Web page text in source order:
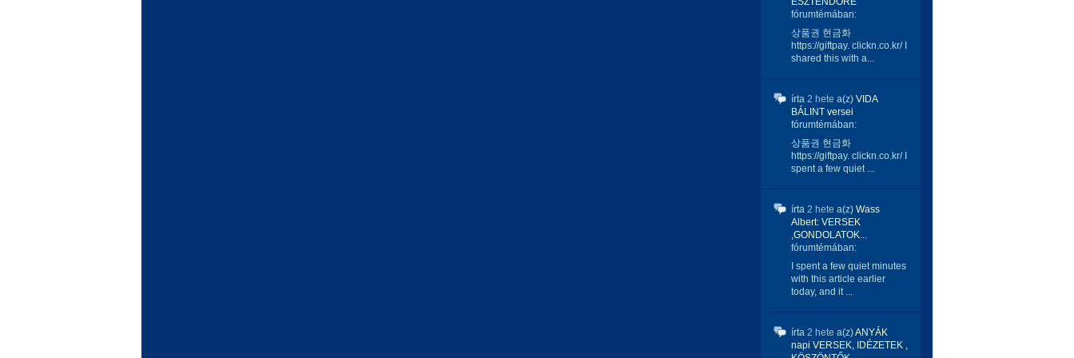
fórumtémában:
상품권 현금화
https://giftpay. clickn.co.kr/ I
shared this with a...
írta 2 hete a(z) VIDA
BÁLINT versei
fórumtémában:
상품권 현금화
https://giftpay. clickn.co.kr/ I
spent a few quiet ...
írta 2 hete a(z) Wass
Albert: VERSEK
,GONDOLATOK...
fórumtémában:
I spent a few quiet minutes
with this article earlier
today, and it ...
írta 2 hete a(z)ANYÁK
napi VERSEK, IDÉZETEK ,